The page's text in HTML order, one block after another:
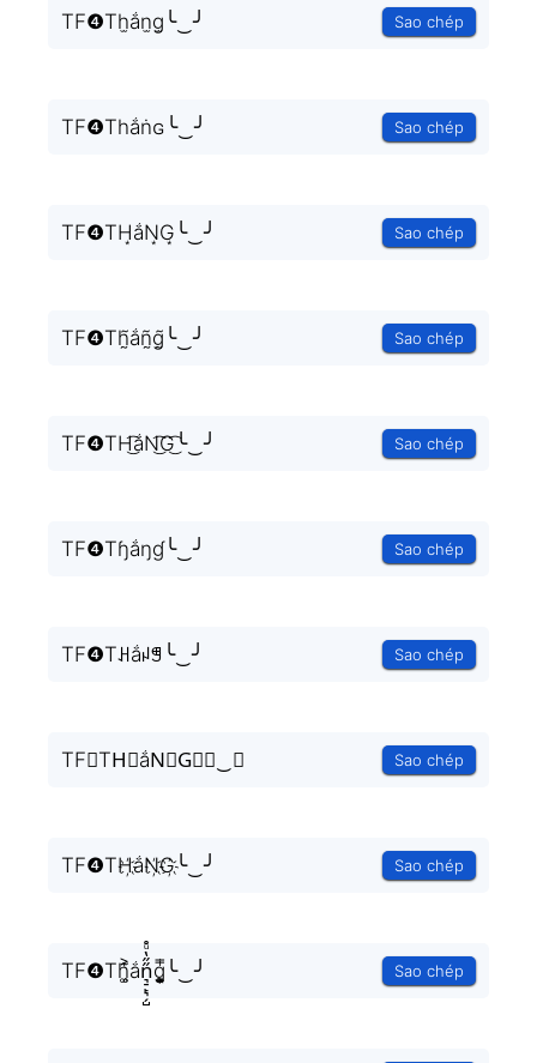
TF❹Th̫ắn̫g̫╰‿╯ Sao chép
TF❹Tһắṅɢ╰‿╯ Sao chép
TF❹TH͙ắN͙G͙╰‿╯ Sao chép
TF❹Th̰̃ắñ̰g̰̃╰‿╯ Sao chép
TF❹TH͜͡ắN͜͡G͜͡╰‿╯ Sao chép
TF❹Tɧắŋɠ╰‿╯ Sao chép
TF❹Tꃅắꈤꁅ╰‿╯ Sao chép
TF❹TH⃟ắN⃟G⃟╰‿╯ Sao chép
TF❹TH҉ắN҉G҉╰‿╯ Sao chép
TF❹Th͚̖̜̍̃͐ắn͉̠̙͉̗̺̋̋̔ͧ̊g͎͚̥͎͔͕ͥ̿╰‿╯ Sao chép